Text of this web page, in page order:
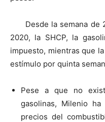
Desde la semana de
2020, la SHCP, la
impuesto, mientras que
estímulo por quinta
Pese a que no
gasolinas, Milenio
precios del